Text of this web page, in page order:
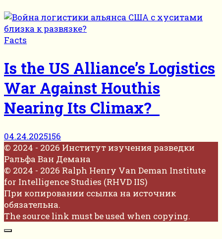
Facts
Is the US Alliance’s Logistics
War Against Houthis
Nearing Its Climax?
04.24.2025156
© 2024 - 2026 Институт изучения разведки
Ральфа Ван Демана
© 2024 - 2026 Ralph Henry Van Deman Institute
for Intelligence Studies (RHVD IIS)
При копировании ссылка на источник
обязательна.
The source link must be used when copying.